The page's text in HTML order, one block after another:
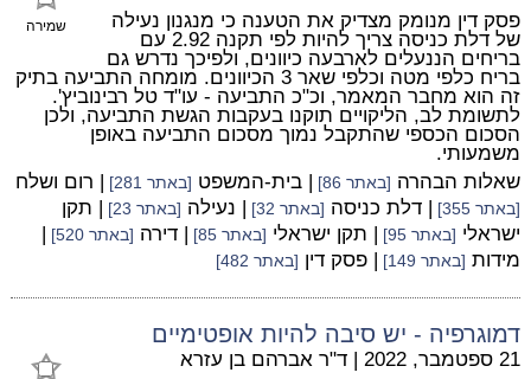
שמירה
פסק דין מנומק מצדיק את הטענה כי מנגנון נעילה
של דלת כניסה צריך להיות לפי תקנה 2.92 עם
בריחים הננעלים לארבעה כיוונים, ולפיכך נדרש גם
בריח כלפי מטה וכלפי שאר 3 הכיוונים. מומחה התביעה בתיק
זה הוא מחבר המאמר, וכ"כ התביעה - עו"ד טל רבינוביץ'.
לתשומת לב, הליקויים תוקנו בעקבות הגשת התביעה, ולכן
הסכום הכספי שהתקבל נמוך מסכום התביעה באופן
משמעותי.
שאלות הבהרה [באתר 86] | בית-המשפט [באתר 281] | רום ושלח
[באתר 355] | דלת כניסה [באתר 32] | נעילה [באתר 23]
| תקן
ישראלי [באתר 95] | תקן ישראלי [באתר 85] | דירה [באתר 520]
|
מידות [באתר 149] | פסק דין [באתר 482]
דמוגרפיה - יש סיבה להיות אופטימיים
21 ספטמבר, 2022 | ד"ר אברהם בן עזרא